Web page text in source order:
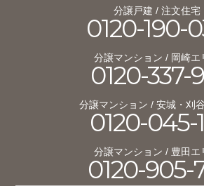
分譲戸建 / 注文住宅
0120-190-
分譲マンション / 岡崎エ
0120-337-
分譲マンション / 安城・刈
0120-045-
分譲マンション / 豊田エ
0120-905-